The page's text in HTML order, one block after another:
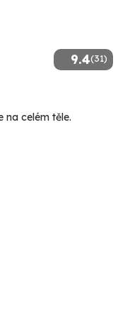
9.4(31)
na celém těle.